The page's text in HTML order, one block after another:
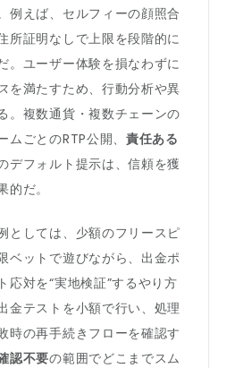
例えば、セルフィーの顔照合
所証明なしで上限を段階的に
。ユーザー体験を損なわずに
を満たすため、行動分析や異
。複数通貨・複数チェーンの
ムごとのRTP公開、責任ある
デフォルト提示は、信頼を獲
だ。
としては、少額のフリースピ
ベットで遊びながら、出金ポ
応対を“実地検証”するやり方
金テストを小額で行い、処理
時の再手続きフローを確認す
認不要の範囲でどこまでスム